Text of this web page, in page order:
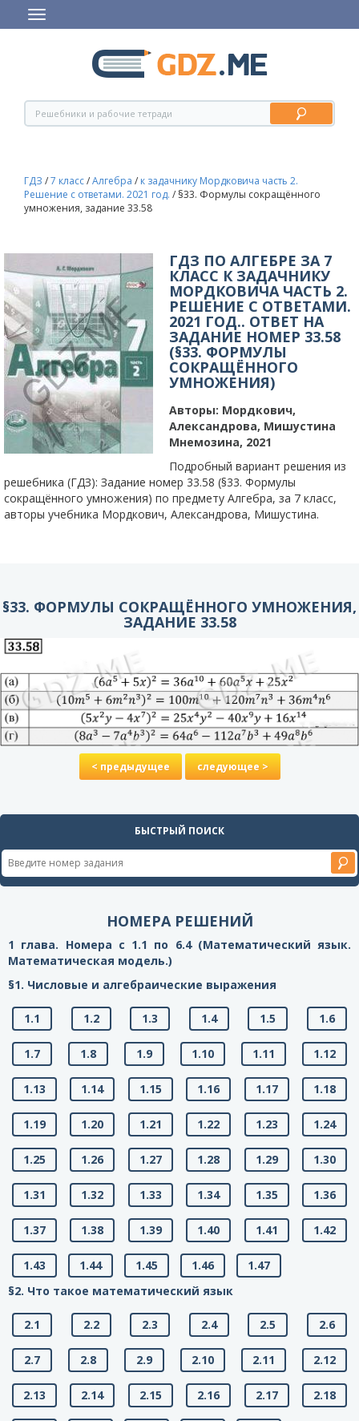
ГДЗ /7 класс/Алгебра / к задачнику Мордковича часть 2.
Решение с ответами. 2021 год. /§33. Формулы сокращённого
умножения, задание 33.58
ГДЗ ПО АЛГЕБРЕ ЗА 7
КЛАСС К ЗАДАЧНИКУ
МОРДКОВИЧА ЧАСТЬ 2.
РЕШЕНИЕ С ОТВЕТАМИ.
2021 ГОД.. ОТВЕТ НА
ЗАДАНИЕ НОМЕР 33.58
(§33. ФОРМУЛЫ
СОКРАЩЁННОГО
УМНОЖЕНИЯ)
Авторы: Мордкович,
Александрова, Мишустина
Мнемозина, 2021
Подробный вариант решения из
решебника (ГДЗ): Задание номер 33.58 (§33. Формулы
сокращённого умножения) по предмету Алгебра, за 7 класс,
авторы учебника Мордкович, Александрова, Мишустина.
§33. ФОРМУЛЫ СОКРАЩЁННОГО УМНОЖЕНИЯ,
ЗАДАНИЕ 33.58
< предыдущее следующее >
БЫСТРЫЙ ПОИСК
НОМЕРА РЕШЕНИЙ
1 глава. Номера с 1.1 по 6.4 (Математический язык.
Математическая модель.)
§1. Числовые и алгебраические выражения
1.1 1.2 1.3 1.4 1.5 1.6
1.7 1.8 1.9 1.10 1.11 1.12
1.13 1.14 1.15 1.16 1.17 1.18
1.19 1.20 1.21 1.22 1.23 1.24
1.25 1.26 1.27 1.28 1.29 1.30
1.31 1.32 1.33 1.34 1.35 1.36
1.37 1.38 1.39 1.40 1.41 1.42
1.43 1.44 1.45 1.46
1.47
§2. Что такое математический язык
2.1 2.2 2.3 2.4 2.5 2.6
2.7 2.8 2.9 2.10 2.11 2.12
2.13 2.14 2.15 2.16 2.17 2.18